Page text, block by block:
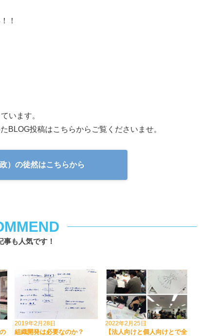
！
います。
BLOG投稿はこちらからご覧くださいませ。
）の徒然はこちらから
事も人気です！
2019年2月28日
組織開発は必要なのか？
2022年2月25日
【法人向けと個人向けとで全